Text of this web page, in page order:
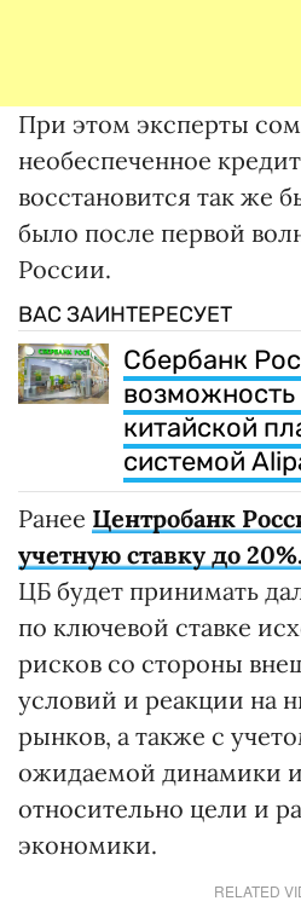
При этом эксперты
необеспеченное
восстановится так же
было после первой
России.
ВАС ЗАИНТЕРЕСУЕТ
Сбербанк
возможность
китайской
системой
Ранее Центробанк
учетную ставку до 20%.
ЦБ будет принимать
по ключевой ставке
рисков со стороны
условий и реакции на
рынков, а также с
ожидаемой динамики
относительно цели и
экономики.
RELATED